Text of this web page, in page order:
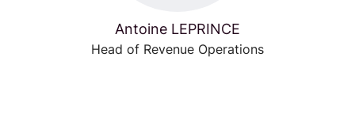
Antoine LEPRINCE
Head of Revenue Operations